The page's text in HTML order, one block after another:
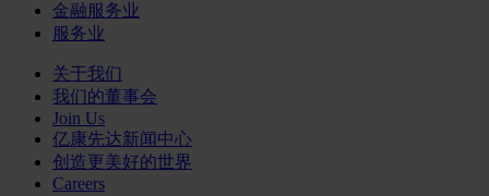
金融服务业
服务业
关于我们
我们的董事会
Join Us
亿康先达新闻中心
创造更美好的世界
Careers